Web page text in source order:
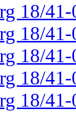
18/41-
18/41-
18/41-
18/41-
18/41-